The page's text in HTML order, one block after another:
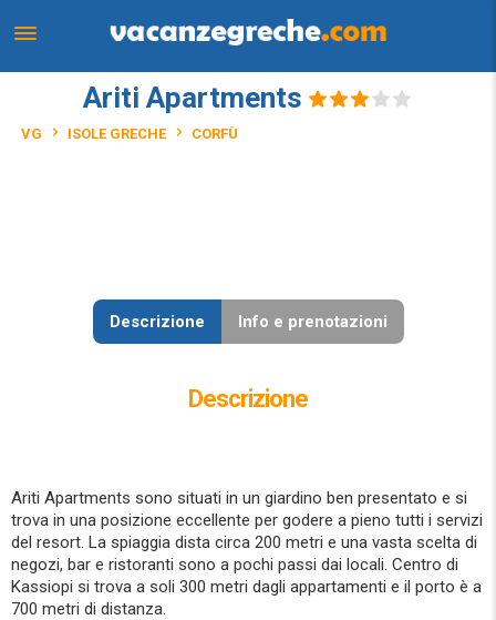
Ariti Apartments
VG ISOLE GRECHE CORFÙ
Descrizione Info e prenotazioni
Descrizione
Ariti Apartments sono situati in un giardino ben presentato e si
trova in una posizione eccellente per godere a pieno tutti i servizi
del resort. La spiaggia dista circa 200 metri e una vasta scelta di
negozi, bar e ristoranti sono a pochi passi dai locali. Centro di
Kassiopi si trova a soli 300 metri dagli appartamenti e il porto è a
700 metri di distanza.